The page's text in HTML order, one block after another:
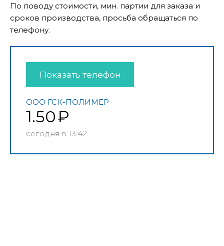
По поводу стоимости, мин. партии для заказа и
сроков производства, просьба обращаться по
телефону.
Показать телефон
ООО ГСК-ПОЛИМЕР
1.50
сегодня в 13:42